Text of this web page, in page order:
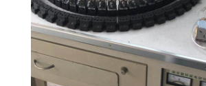
CONTROLLO
QUALITÀ